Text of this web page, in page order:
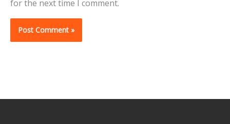
for the next time I comment.